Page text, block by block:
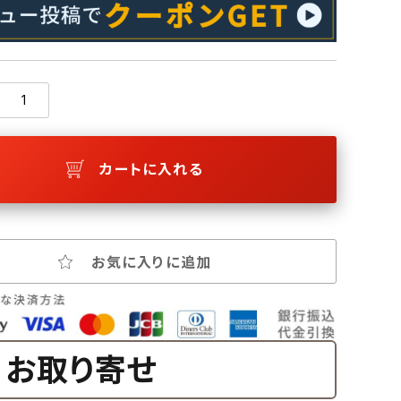
カートに入れる
お気に入りに追加
お取り寄せ